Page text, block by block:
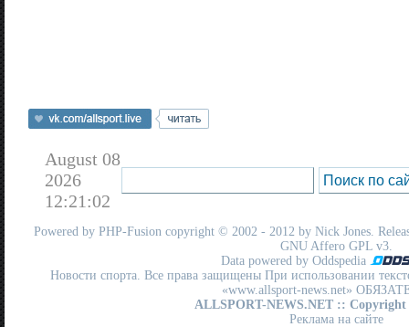
August 08
2026
12:21:02
Powered by PHP-Fusion copyright © 2002 - 2012 by Nick Jones.
GNU Affero GPL v3.
Data powered by Oddspedia
Новости спорта. Все права защищены При использовании
«www.allsport-news.net»
ALLSPORT-NEWS.NET :: Copyright
Реклама на сайте